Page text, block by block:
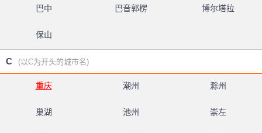
巴中 巴音郭楞 博尔塔拉
保山
C (以C为开头的城市名)
重庆 潮州 滁州
巢湖 池州 崇左